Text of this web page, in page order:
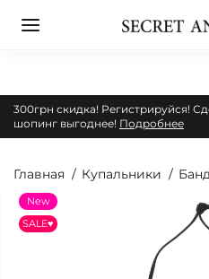
300грн скидка! Регистрируйся!
шопинг выгоднее! Подробнее
Главная Купальники
New
SALE♥